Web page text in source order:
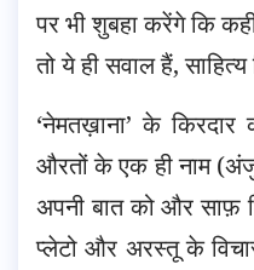
पर भी शुबहा करेंगे कि
तो ये ही सवाल हैं,
‘नेमतख़ाना’ के
औरतों के एक ही नाम
अपनी बात को और साफ़
प्लेटो और अरस्तू के